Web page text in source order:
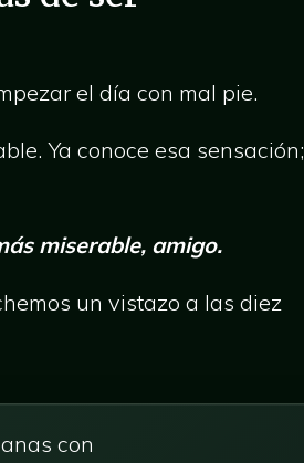
el día con mal pie.
Ya conoce esa sensación;
miserable, amigo.
un vistazo a las diez
con